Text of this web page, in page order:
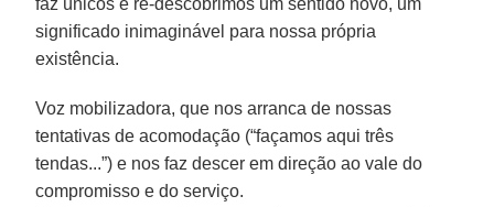
significado inimaginável para nossa própria
existência.
Voz mobilizadora, que nos arranca de nossas
tentativas de acomodação (“façamos aqui três
tendas...”) e nos faz descer em direção ao vale do
compromisso e do serviço.